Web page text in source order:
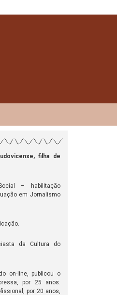
filha de
– habilitação
em Jornalismo
da Cultura do
on-line, publicou o
por 25 anos.
por 20 anos,